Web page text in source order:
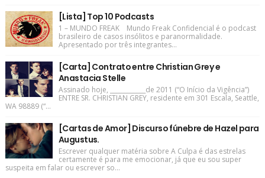
[Lista] Top 10 Podcasts
1 – MUNDO FREAK Mundo Freak Confidencial é o podcast
brasileiro de casos insólitos e paranormalidade.
Apresentado por três integrantes...
[Carta] Contrato entre Christian Grey e
Anastacia Stelle
Assinado hoje, ____________de 2011 (“O Início da Vigência”)
ENTRE SR. CHRISTIAN GREY, residente em 301 Escala, Seattle,
WA 98889 (“...
[Cartas de Amor] Discurso fúnebre de Hazel para
Augustus.
Escrever qualquer matéria sobre A Culpa é das estrelas
certamente é para me emocionar, já que eu sou super
suspeita em falar ou escrever so...